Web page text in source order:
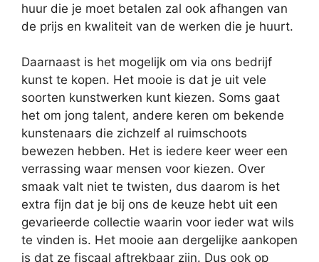
huur die je moet betalen zal ook afhangen van
de prijs en kwaliteit van de werken die je huurt.
Daarnaast is het mogelijk om via ons bedrijf
kunst te kopen. Het mooie is dat je uit vele
soorten kunstwerken kunt kiezen. Soms gaat
het om jong talent, andere keren om bekende
kunstenaars die zichzelf al ruimschoots
bewezen hebben. Het is iedere keer weer een
verrassing waar mensen voor kiezen. Over
smaak valt niet te twisten, dus daarom is het
extra fijn dat je bij ons de keuze hebt uit een
gevarieerde collectie waarin voor ieder wat wils
te vinden is. Het mooie aan dergelijke aankopen
is dat ze fiscaal aftrekbaar zijn. Dus ook op